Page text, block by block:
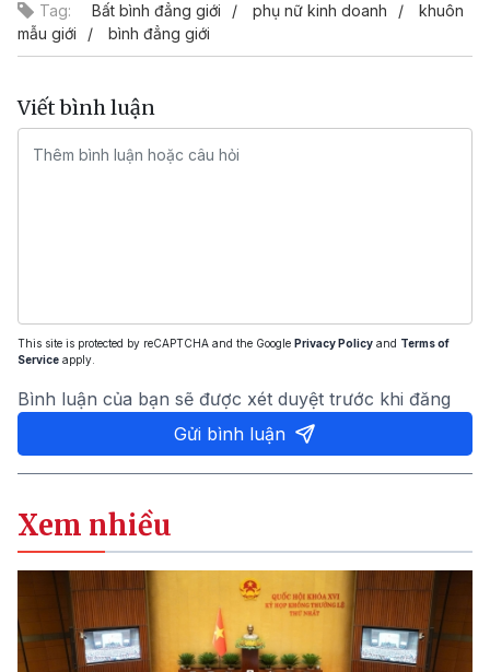
Tag: Bất bình đẳng giới phụ nữ kinh doanh
khuôn
mẫu giới
bình đẳng giới
Viết bình luận
This site is protected by reCAPTCHA and the Google Privacy Policy and Terms of
Service apply.
Bình luận của bạn sẽ được xét duyệt trước khi đăng
Gửi bình luận
Xem nhiều